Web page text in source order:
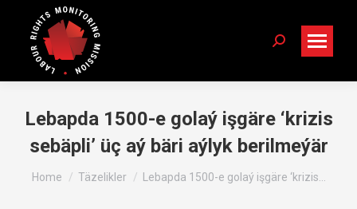
Search:
Lebapda 1500-e golaý işgäre ‘krizis
sebäpli’ üç aý bäri aýlyk berilmeýär
You are here:
Home Täzelikler Lebapda 1500-e golaý işgäre ‘krizis…